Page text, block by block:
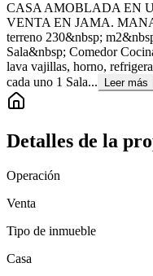
CASA AMOBLADA EN
VENTA EN JAMA.
terreno 230&nbsp;
Sala&nbsp; Comedor
lava vajillas, horno,
cada uno 1 Sala...
Leer más
Detalles de la
Operación
Venta
Tipo de inmueble
Casa